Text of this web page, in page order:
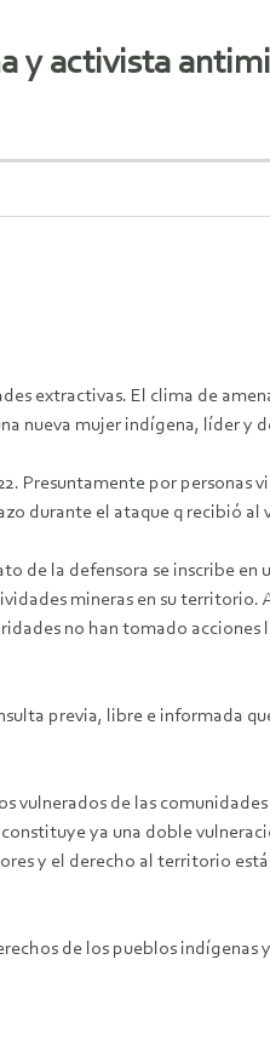
y activista
extractivas. El clima de
nueva mujer indígena, líder y
Presuntamente por personas
durante el ataque q recibió al
de la defensora se inscribe en
mineras en su territorio.
no han tomado acciones
previa, libre e informada
de las comunidades
ya una doble
y el derecho al territorio
de los pueblos